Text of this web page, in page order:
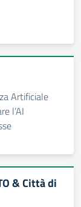
Artificiale
l’AI
& Città di